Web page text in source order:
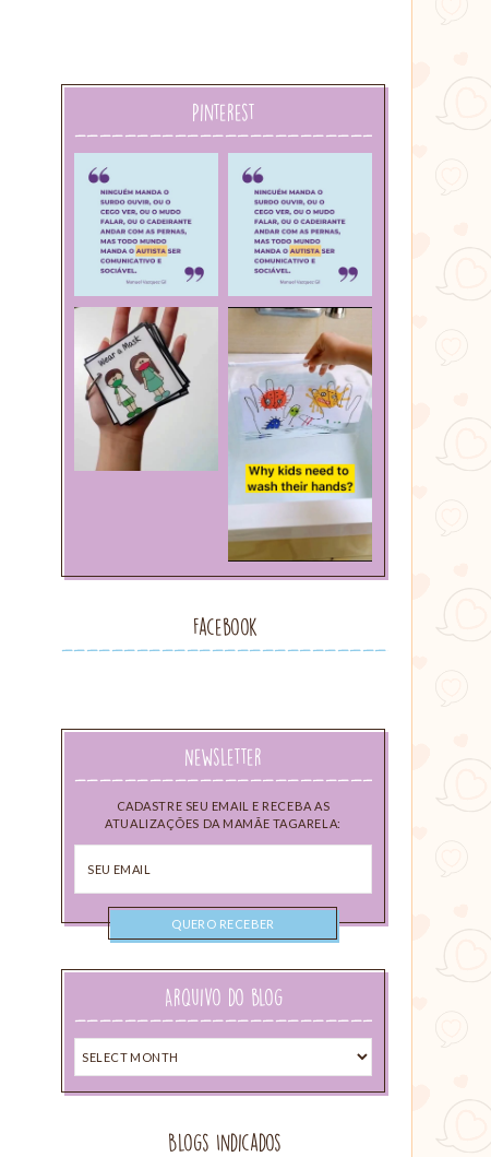
Pinterest
Facebook
Newsletter
CADASTRE SEU EMAIL E RECEBA AS
ATUALIZAÇÕES DA MAMÃE TAGARELA:
email
Arquivo do blog
Arquivo
do
blog
Blogs Indicados